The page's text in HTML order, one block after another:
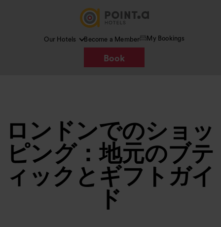
Our Hotels Become a Member My Bookings
Book
ロンドンでのショッ
ピング：地元のブテ
ィックとギフトガイ
ド